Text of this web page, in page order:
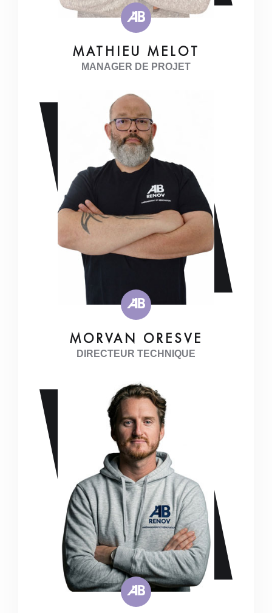
MATHIEU MELOT
MANAGER DE PROJET
MORVAN ORESVE
DIRECTEUR TECHNIQUE